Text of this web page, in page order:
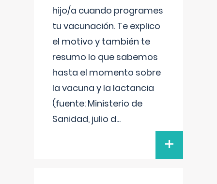
hijo/a cuando programes
tu vacunación. Te explico
el motivo y también te
resumo lo que sabemos
hasta el momento sobre
la vacuna y la lactancia
(fuente: Ministerio de
Sanidad, julio d...
+